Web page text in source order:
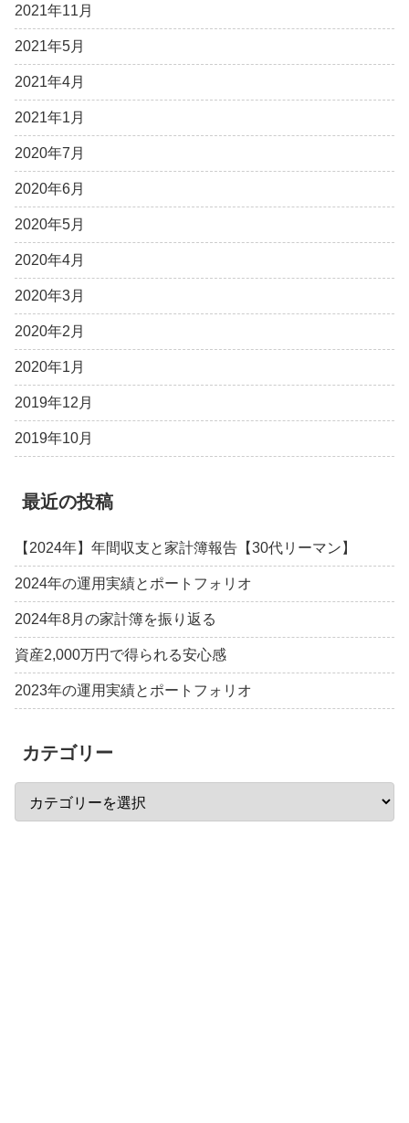
2021年11月
2021年5月
2021年4月
2021年1月
2020年7月
2020年6月
2020年5月
2020年4月
2020年3月
2020年2月
2020年1月
2019年12月
2019年10月
最近の投稿
【2024年】年間収支と家計簿報告【30代リーマン】
2024年の運用実績とポートフォリオ
2024年8月の家計簿を振り返る
資産2,000万円で得られる安心感
2023年の運用実績とポートフォリオ
カテゴリー